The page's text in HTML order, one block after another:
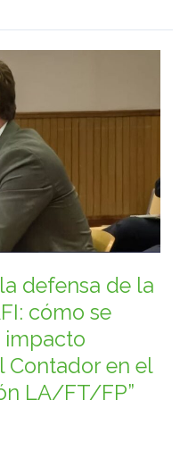
defensa de la
cómo se
impacto
Contador en el
LA/FT/FP”